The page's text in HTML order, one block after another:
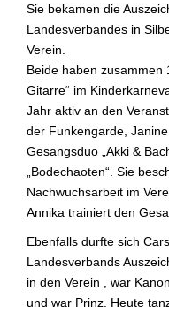
Sie bekamen die
Landesverbandes in
Verein.
Beide haben zusammen
Gitarre“ im
Jahr aktiv an den
der Funkengarde,
Gesangsduo „Akki &
„Bodechaoten“. Sie
Nachwuchsarbeit im
Annika trainiert den
Ebenfalls durfte sich
Landesverbands
in den Verein , war
und war Prinz. Heute